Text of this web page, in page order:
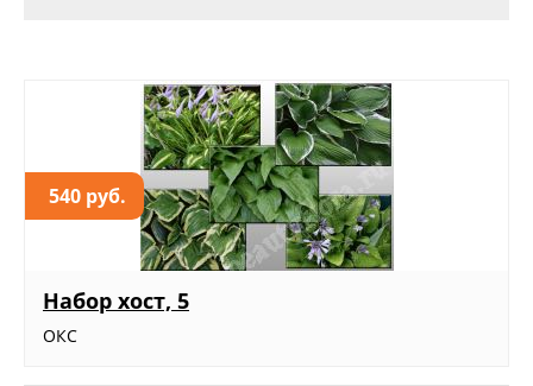
540 руб.
Набор хост, 5
ОКС